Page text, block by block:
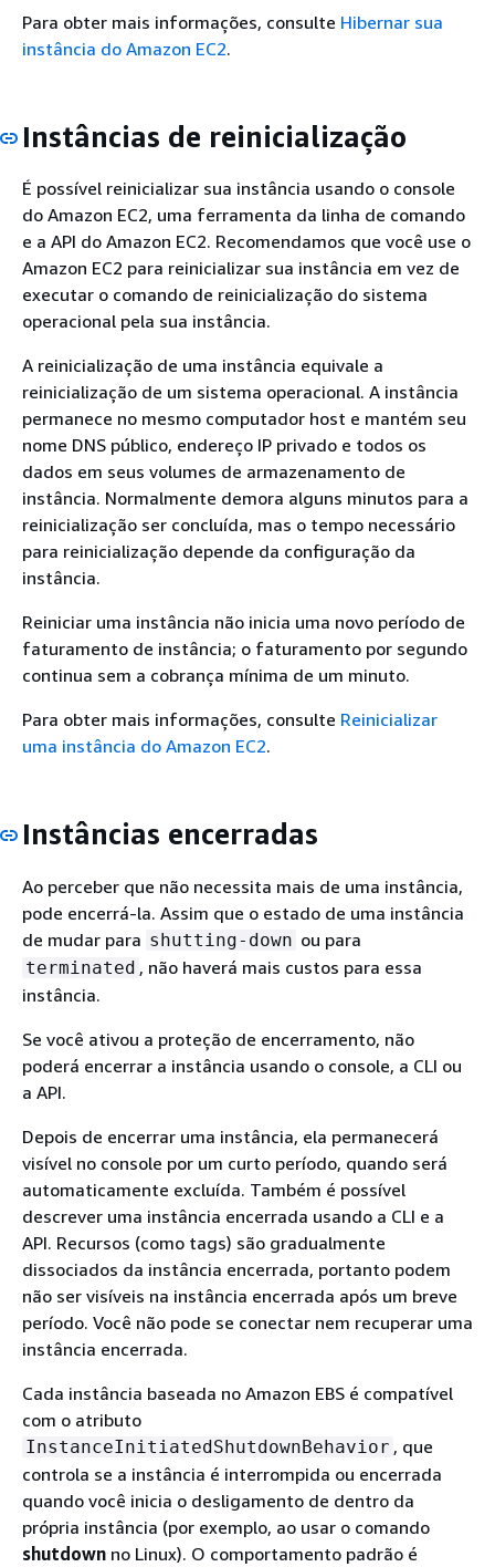
Para obter mais informações, consulte Hibernar sua
instância do Amazon EC2.
Instâncias de reinicialização
É possível reinicializar sua instância usando o console
do Amazon EC2, uma ferramenta da linha de comando
e a API do Amazon EC2. Recomendamos que você use o
Amazon EC2 para reinicializar sua instância em vez de
executar o comando de reinicialização do sistema
operacional pela sua instância.
A reinicialização de uma instância equivale a
reinicialização de um sistema operacional. A instância
permanece no mesmo computador host e mantém seu
nome DNS público, endereço IP privado e todos os
dados em seus volumes de armazenamento de
instância. Normalmente demora alguns minutos para a
reinicialização ser concluída, mas o tempo necessário
para reinicialização depende da configuração da
instância.
Reiniciar uma instância não inicia uma novo período de
faturamento de instância; o faturamento por segundo
continua sem a cobrança mínima de um minuto.
Para obter mais informações, consulte Reinicializar
uma instância do Amazon EC2.
Instâncias encerradas
Ao perceber que não necessita mais de uma instância,
pode encerrá-la. Assim que o estado de uma instância
de mudar para shutting-down ou para
terminated , não haverá mais custos para essa
instância.
Se você ativou a proteção de encerramento, não
poderá encerrar a instância usando o console, a CLI ou
a API.
Depois de encerrar uma instância, ela permanecerá
visível no console por um curto período, quando será
automaticamente excluída. Também é possível
descrever uma instância encerrada usando a CLI e a
API. Recursos (como tags) são gradualmente
dissociados da instância encerrada, portanto podem
não ser visíveis na instância encerrada após um breve
período. Você não pode se conectar nem recuperar uma
instância encerrada.
Cada instância baseada no Amazon EBS é compatível
com o atributo
InstanceInitiatedShutdownBehavior , que
controla se a instância é interrompida ou encerrada
quando você inicia o desligamento de dentro da
própria instância (por exemplo, ao usar o comando
shutdown no Linux). O comportamento padrão é